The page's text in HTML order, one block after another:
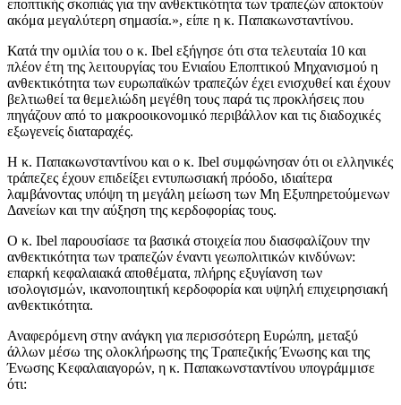
εποπτικής σκοπιάς για την ανθεκτικότητα των τραπεζών αποκτούν
ακόμα μεγαλύτερη σημασία.», είπε η κ. Παπακωνσταντίνου.
Κατά την ομιλία του ο κ. Ibel εξήγησε ότι στα τελευταία 10 και
πλέον έτη της λειτουργίας του Ενιαίου Εποπτικού Μηχανισμού η
ανθεκτικότητα των ευρωπαϊκών τραπεζών έχει ενισχυθεί και έχουν
βελτιωθεί τα θεμελιώδη μεγέθη τους παρά τις προκλήσεις που
πηγάζουν από το μακροοικονομικό περιβάλλον και τις διαδοχικές
εξωγενείς διαταραχές.
Η κ. Παπακωνσταντίνου και ο κ. Ibel συμφώνησαν ότι οι ελληνικές
τράπεζες έχουν επιδείξει εντυπωσιακή πρόοδο, ιδιαίτερα
λαμβάνοντας υπόψη τη μεγάλη μείωση των Μη Εξυπηρετούμενων
Δανείων και την αύξηση της κερδοφορίας τους.
Ο κ. Ibel παρουσίασε τα βασικά στοιχεία που διασφαλίζουν την
ανθεκτικότητα των τραπεζών έναντι γεωπολιτικών κινδύνων:
επαρκή κεφαλαιακά αποθέματα, πλήρης εξυγίανση των
ισολογισμών, ικανοποιητική κερδοφορία και υψηλή επιχειρησιακή
ανθεκτικότητα.
Αναφερόμενη στην ανάγκη για περισσότερη Ευρώπη, μεταξύ
άλλων μέσω της ολοκλήρωσης της Τραπεζικής Ένωσης και της
Ένωσης Κεφαλαιαγορών, η κ. Παπακωνσταντίνου υπογράμμισε
ότι: